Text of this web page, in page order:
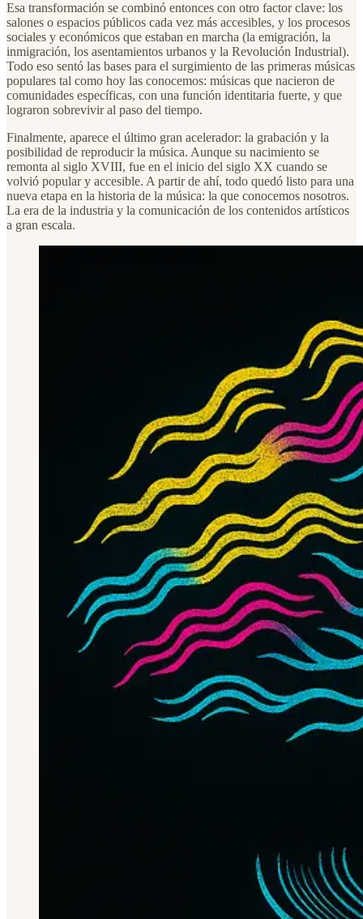
Esa transformación se combinó entonces con otro factor clave: los
salones o espacios públicos cada vez más accesibles, y los procesos
sociales y económicos que estaban en marcha (la emigración, la
inmigración, los asentamientos urbanos y la Revolución Industrial).
Todo eso sentó las bases para el surgimiento de las primeras músicas
populares tal como hoy las conocemos: músicas que nacieron de
comunidades específicas, con una función identitaria fuerte, y que
lograron sobrevivir al paso del tiempo.
Finalmente, aparece el último gran acelerador: la grabación y la
posibilidad de reproducir la música. Aunque su nacimiento se
remonta al siglo XVIII, fue en el inicio del siglo XX cuando se
volvió popular y accesible. A partir de ahí, todo quedó listo para una
nueva etapa en la historia de la música: la que conocemos nosotros.
La era de la industria y la comunicación de los contenidos artísticos
a gran escala.